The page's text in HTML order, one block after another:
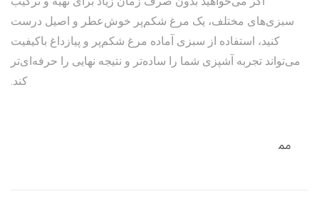
سبزی‌های مختلف، یک مرغ شکم‌پر خوش‌عطر و اصیل درست
کنید، استفاده از سبزی آماده مرغ شکم‌پر و پیازداغ باکیفیت
می‌تواند تجربه آشپزی شما را ساده‌تر و نتیجه نهایی را حرفه‌ای‌تر
کند.